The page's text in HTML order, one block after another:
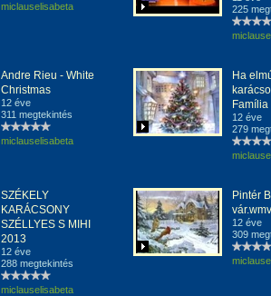
miclauselisabeta
225
Andre Rieu - White
Christmas
12 éve
311 megtekintés
miclauselisabeta
Ha
Família
12 éve
279
SZÉKELY
KARÁCSONY
SZÉLLYES S MIHI
2013
12 éve
288 megtekintés
miclauselisabeta
Pintér
vár.wmv
12 éve
309